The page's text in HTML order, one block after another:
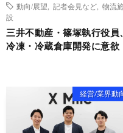
動向/展望
記者会見など
物流
設
三井不動産・篠塚執行役員、
冷凍・冷蔵倉庫開発に意欲
経営/業界動